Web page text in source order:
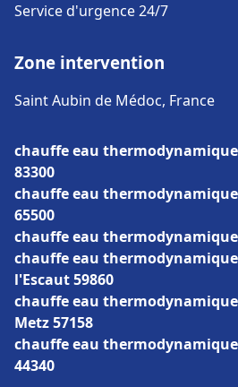
Service d'urgence 24/7
Zone intervention
Saint Aubin de Médoc, France
chauffe eau
83300
chauffe eau
65500
chauffe eau thermodynamique
chauffe eau
l'Escaut 59860
chauffe eau
Metz 57158
chauffe eau
44340